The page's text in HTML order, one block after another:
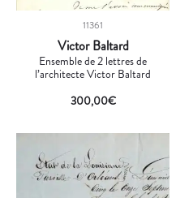
11361
Victor Baltard
Ensemble de 2 lettres de
l’architecte Victor Baltard
300,00€